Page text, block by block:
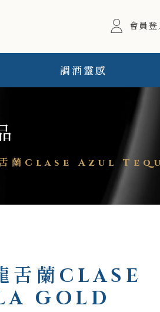
會員
調酒靈感
龍舌蘭Clase Azul
舌蘭CLASE
GOLD